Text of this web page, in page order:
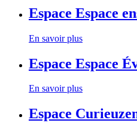
Espace Espace
En savoir plus
Espace Espace
En savoir plus
Espace